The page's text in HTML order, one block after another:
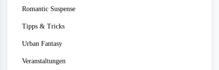
Romantic Suspense
Tipps & Tricks
Urban Fantasy
Veranstaltungen